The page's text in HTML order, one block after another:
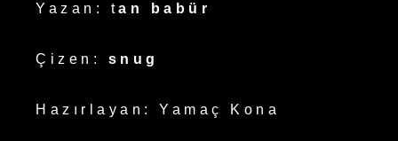
Yazan: tan babür
Çizen: snug
Hazırlayan: Yamaç Kona